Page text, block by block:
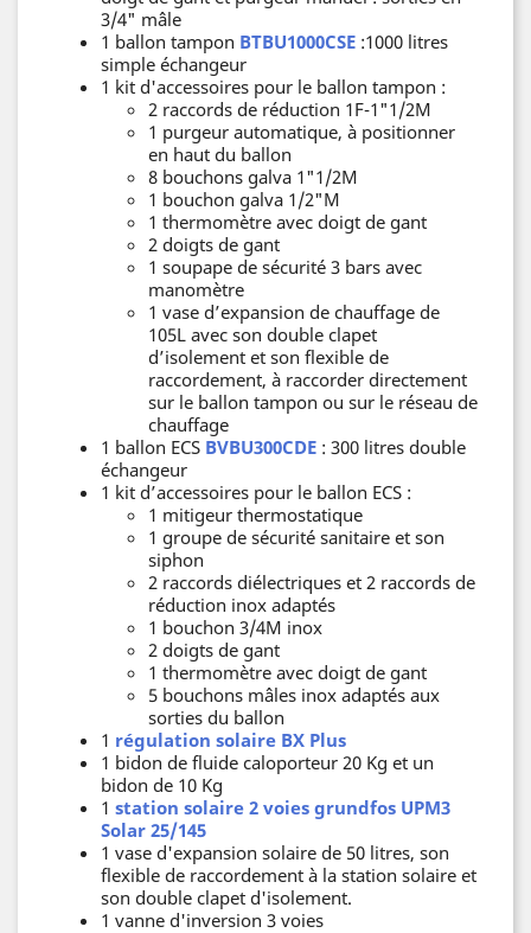
3/4" mâle
1 ballon tampon BTBU1000CSE :1000 litres
simple échangeur
1 kit d'accessoires pour le ballon tampon :
2 raccords de réduction 1F-1"1/2M
1 purgeur automatique, à positionner
en haut du ballon
8 bouchons galva 1"1/2M
1 bouchon galva 1/2"M
1 thermomètre avec doigt de gant
2 doigts de gant
1 soupape de sécurité 3 bars avec
manomètre
1 vase d’expansion de chauffage de
105L avec son double clapet
d’isolement et son flexible de
raccordement, à raccorder directement
sur le ballon tampon ou sur le réseau de
chauffage
1 ballon ECS BVBU300CDE : 300 litres double
échangeur
1 kit d’accessoires pour le ballon ECS :
1 mitigeur thermostatique
1 groupe de sécurité sanitaire et son
siphon
2 raccords diélectriques et 2 raccords de
réduction inox adaptés
1 bouchon 3/4M inox
2 doigts de gant
1 thermomètre avec doigt de gant
5 bouchons mâles inox adaptés aux
sorties du ballon
1 régulation solaire BX Plus
1 bidon de fluide caloporteur 20 Kg et un
bidon de 10 Kg
1 station solaire 2 voies grundfos UPM3
Solar 25/145
1 vase d'expansion solaire de 50 litres, son
flexible de raccordement à la station solaire et
son double clapet d'isolement.
1 vanne d'inversion 3 voies